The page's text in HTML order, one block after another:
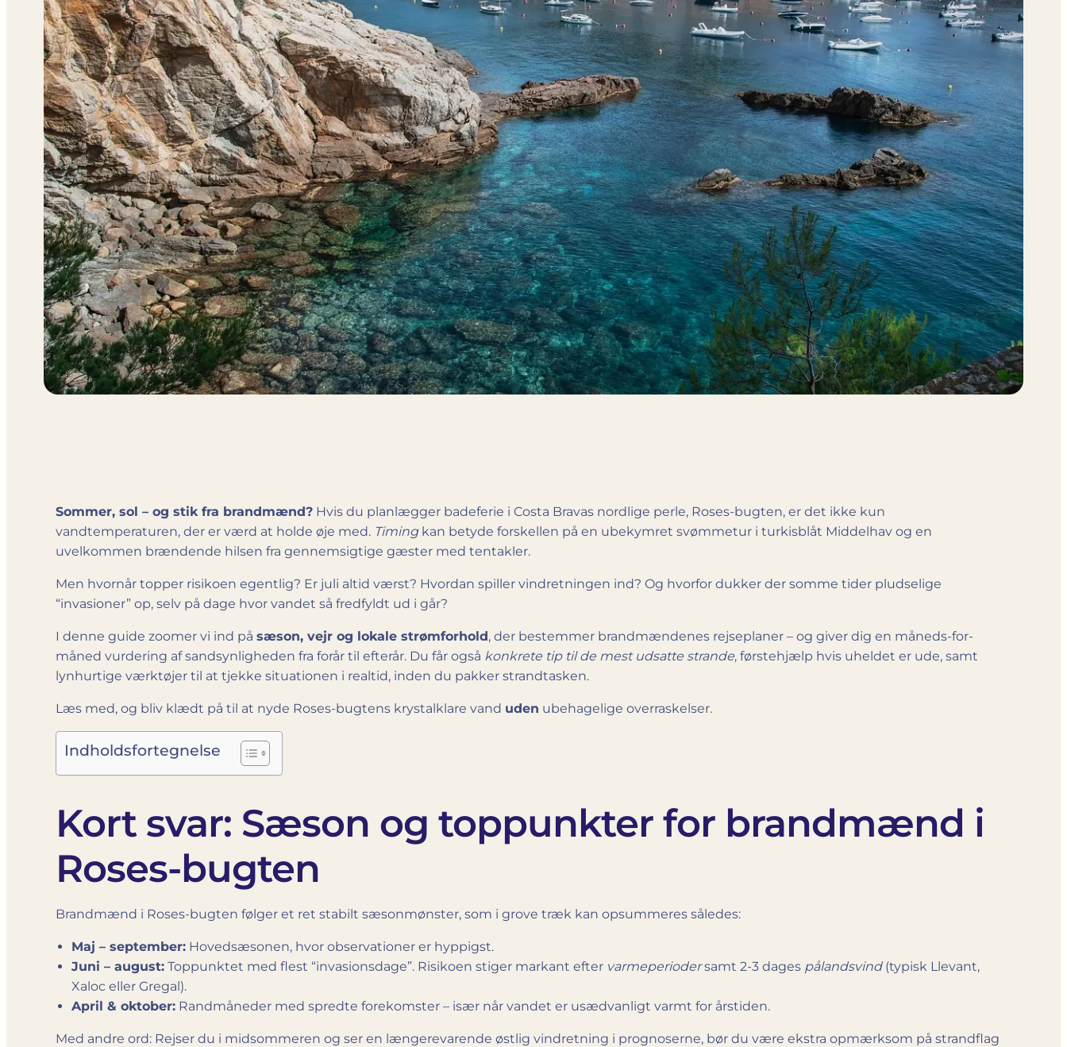
Sommer, sol – og stik fra brandmænd? Hvis du planlægger badeferie i Costa Bravas nordlige perle, Roses-bugten, er det ikke kun
vandtemperaturen, der er værd at holde øje med. Timingkan betyde forskellen på en ubekymret svømmetur i turkisblåt Middelhav og en
uvelkommen brændende hilsen fra gennemsigtige gæster med tentakler.
Men hvornår topper risikoen egentlig? Er juli altid værst? Hvordan spiller vindretningen ind? Og hvorfor dukker der somme tider pludselige
“invasioner” op, selv på dage hvor vandet så fredfyldt ud i går?
I denne guide zoomer vi ind på sæson, vejr og lokale strømforhold, der bestemmer brandmændenes rejseplaner – og giver dig en måneds-for-
måned vurdering af sandsynligheden fra forår til efterår. Du får også konkrete tip til de mest udsatte strande, førstehjælp hvis uheldet er ude, samt
lynhurtige værktøjer til at tjekke situationen i realtid, inden du pakker strandtasken.
Læs med, og bliv klædt på til at nyde Roses-bugtens krystalklare vand uden ubehagelige overraskelser.
Indholdsfortegnelse
Kort svar: Sæson og toppunkter for brandmænd i
Roses-bugten
Brandmænd i Roses-bugten følger et ret stabilt sæsonmønster, som i grove træk kan opsummeres således:
Maj – september: Hovedsæsonen, hvor observationer er hyppigst.
Juni – august: Toppunktet med flest “invasionsdage”. Risikoen stiger markant efter varmeperiodersamt 2-3 dages pålandsvind(typisk Llevant,
Xaloc eller Gregal).
April & oktober: Randmåneder med spredte forekomster – især når vandet er usædvanligt varmt for årstiden.
Med andre ord: Rejser du i midsommeren og ser en længerevarende østlig vindretning i prognoserne, bør du være ekstra opmærksom på strandflag